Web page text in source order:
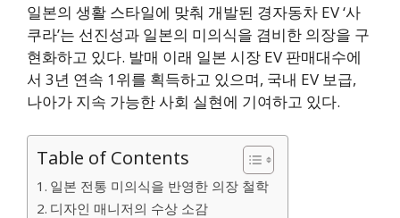
일본의 생활 스타일에 맞춰 개발된 경자동차 EV ‘사
쿠라’는 선진성과 일본의 미의식을 겸비한 의장을 구
현화하고 있다. 발매 이래 일본 시장 EV 판매대수에
서 3년 연속 1위를 획득하고 있으며, 국내 EV 보급,
나아가 지속 가능한 사회 실현에 기여하고 있다.
Table of Contents
일본 전통 미의식을 반영한 의장 철학
디자인 매니저의 수상 소감